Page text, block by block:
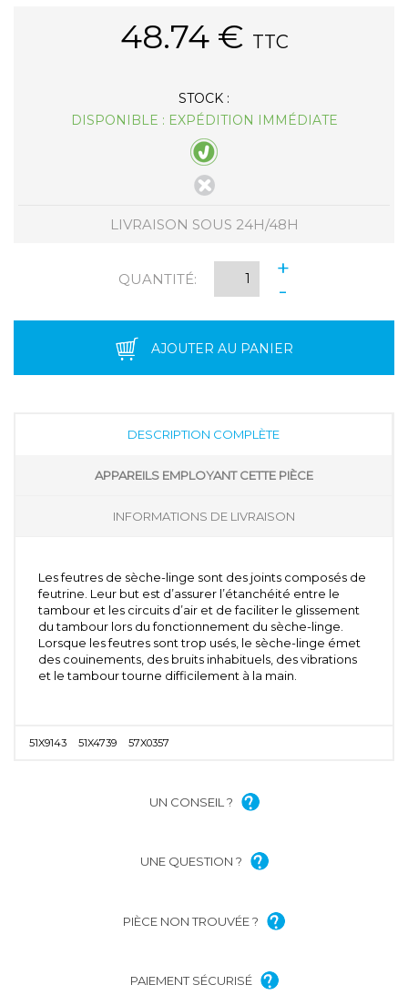
48.74 € TTC
STOCK :
DISPONIBLE : EXPÉDITION IMMÉDIATE
LIVRAISON SOUS 24H/48H
QUANTITÉ:
+
-
AJOUTER AU PANIER
DESCRIPTION COMPLÈTE
APPAREILS EMPLOYANT CETTE PIÈCE
INFORMATIONS DE LIVRAISON
Les feutres de sèche-linge sont des joints composés de
feutrine. Leur but est d’assurer l’étanchéité entre le
tambour et les circuits d’air et de faciliter le glissement
du tambour lors du fonctionnement du sèche-linge.
Lorsque les feutres sont trop usés, le sèche-linge émet
des couinements, des bruits inhabituels, des vibrations
et le tambour tourne difficilement à la main.
51X9143 51X4739 57X0357
UN CONSEIL ?
UNE QUESTION ?
PIÈCE NON TROUVÉE ?
PAIEMENT SÉCURISÉ